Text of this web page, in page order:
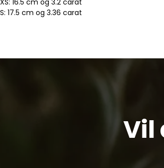
XS: 16.5 cm og 3.2 carat
S: 17.5 cm og 3.36 carat
Vil